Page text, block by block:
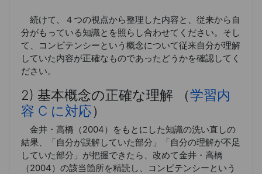
続けて、４つの視点から整理した内容と、従来から自
分がもっている知識とを照らし合わせてください。そし
て、コンピテンシーという概念について従来自分が理解
していた内容が正確なものであったどうかを確認してく
ださい。
2) 基本概念の正確な理解 （学習内
容 C に対応）
金井・高橋（2004）をもとにした知識の洗い直しの
結果、「自分が誤解していた部分」「自分の理解が不足
していた部分」が把握できたら、改めて金井・高橋
（2004）の該当箇所を精読し、コンピテンシーという